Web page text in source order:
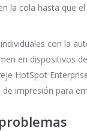
la cola hasta que
con la
en dispositivos
HotSpot
impresión para